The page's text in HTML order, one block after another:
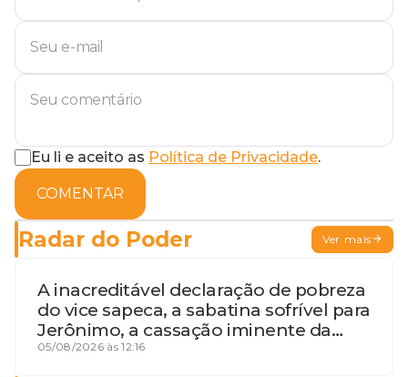
Eu li e aceito as Política de Privacidade.
COMENTAR
Radar do Poder Ver mais
A inacreditável declaração de pobreza
do vice sapeca, a sabatina sofrível para
Jerônimo, a cassação iminente da
desembargadora e a vaga do Quinto
05/08/2026 às 12:16